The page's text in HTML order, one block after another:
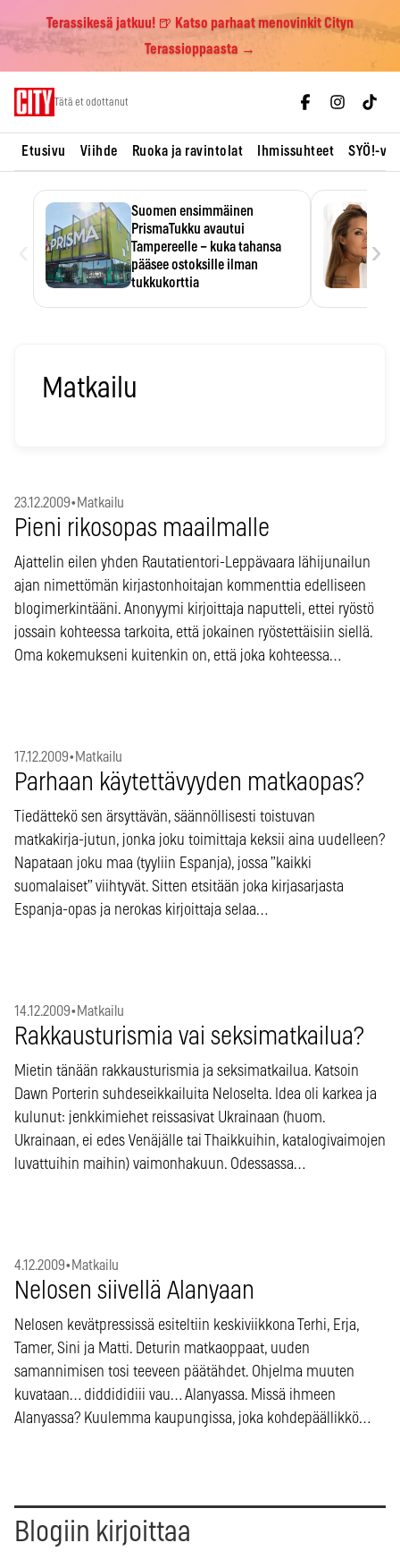
Terassikesä jatkuu! 🍺 Katso parhaat menovinkit Cityn
Terassioppaasta →
Tätä et odottanut
Etusivu Viihde Ruoka ja ravintolat Ihmissuhteet SYÖ!-
Suomen ensimmäinen
PrismaTukku avautui
Tampereelle – kuka tahansa
pääsee ostoksille ilman
tukkukorttia
›
Matkailu
23.12.2009•Matkailu
Pieni rikosopas maailmalle
Ajattelin eilen yhden Rautatientori-Leppävaara lähijunailun
ajan nimettömän kirjastonhoitajan kommenttia edelliseen
blogimerkintääni. Anonyymi kirjoittaja naputteli, ettei ryöstö
jossain kohteessa tarkoita, että jokainen ryöstettäisiin siellä.
Oma kokemukseni kuitenkin on, että joka kohteessa…
17.12.2009•Matkailu
Parhaan käytettävyyden matkaopas?
Tiedättekö sen ärsyttävän, säännöllisesti toistuvan
matkakirja-jutun, jonka joku toimittaja keksii aina uudelleen?
Napataan joku maa (tyyliin Espanja), jossa ”kaikki
suomalaiset” viihtyvät. Sitten etsitään joka kirjasarjasta
Espanja-opas ja nerokas kirjoittaja selaa…
14.12.2009•Matkailu
Rakkausturismia vai seksimatkailua?
Mietin tänään rakkausturismia ja seksimatkailua. Katsoin
Dawn Porterin suhdeseikkailuita Neloselta. Idea oli karkea ja
kulunut: jenkkimiehet reissasivat Ukrainaan (huom.
Ukrainaan, ei edes Venäjälle tai Thaikkuihin, katalogivaimojen
luvattuihin maihin) vaimonhakuun. Odessassa…
4.12.2009•Matkailu
Nelosen siivellä Alanyaan
Nelosen kevätpressissä esiteltiin keskiviikkona Terhi, Erja,
Tamer, Sini ja Matti. Deturin matkaoppaat, uuden
samannimisen tosi teeveen päätähdet. Ohjelma muuten
kuvataan… diddididiii vau… Alanyassa. Missä ihmeen
Alanyassa? Kuulemma kaupungissa, joka kohdepäällikkö…
Blogiin kirjoittaa